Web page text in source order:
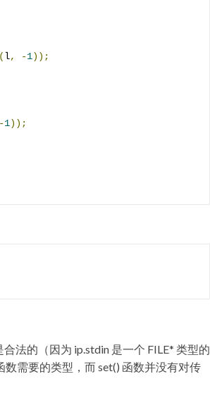
(l, -1));
-1));
法的（因为 ip.stdin 是一个 FILE* 类型的
需要的类型，而 set() 函数并没有对传